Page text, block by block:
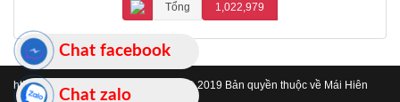
Tổng 1,022,979
https://www.maihienchehatinh.com/
© 2019 Bản quyền thuộc về Mái Hiên
Chat zalo
Chat facebook